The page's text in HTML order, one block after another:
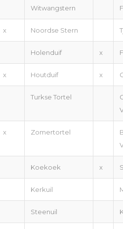
Witwangstern
x Noordse Stern
Holenduif x
x Houtduif x
Turkse Tortel
x Zomertortel
Koekoek x
Kerkuil
Steenuil